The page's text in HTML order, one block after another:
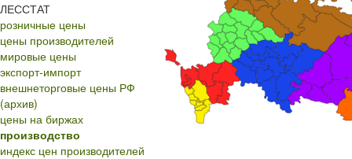
ЛЕССТАТ
розничные цены
цены производителей
мировые цены
экспорт-импорт
внешнеторговые цены РФ
(архив)
цены на биржах
производство
индекс цен производителей